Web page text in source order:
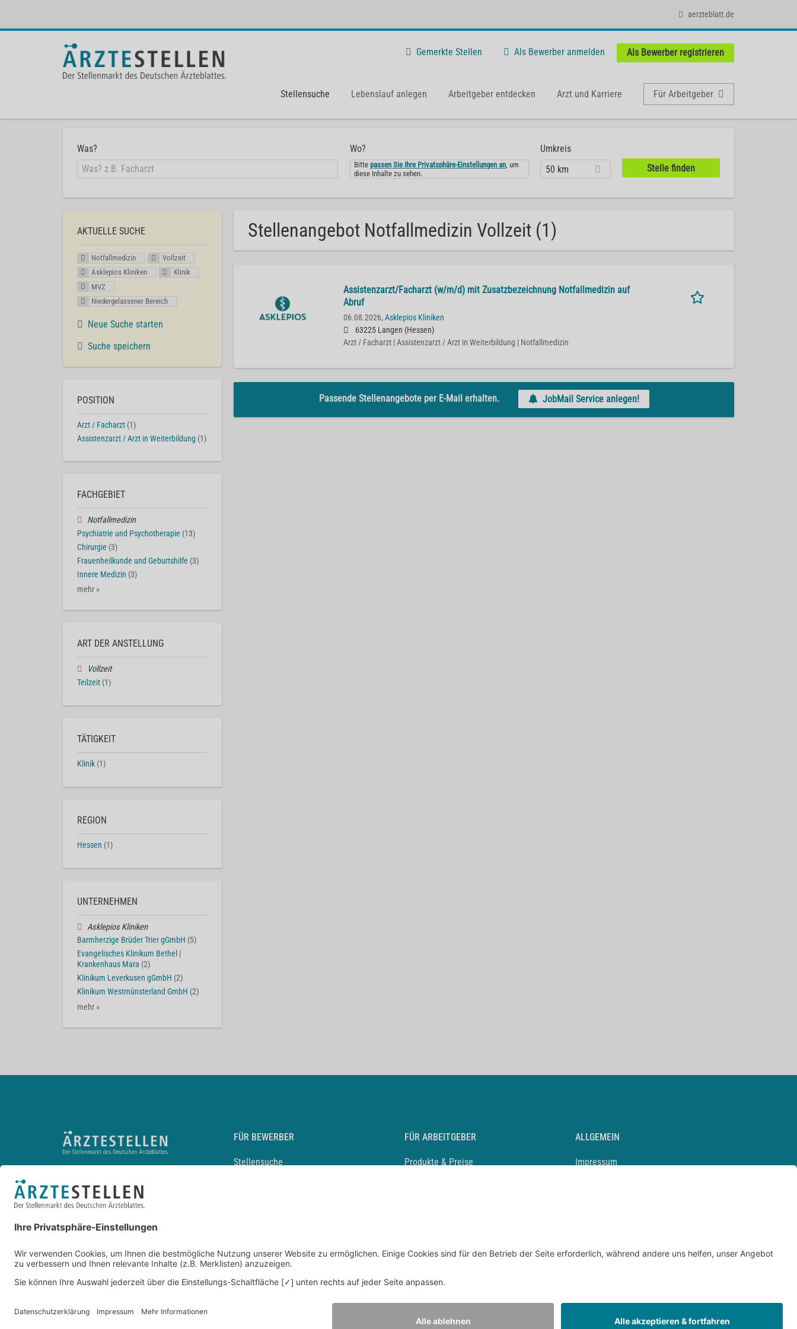
aerzteblatt.de
Gemerkte Stellen Als Bewerber anmelden Als Bewerber registrieren
Stellensuche Lebenslauf anlegen Arbeitgeber entdecken Arzt und Karriere Für Arbeitgeber
Was? Wo?
Bittepassen Sie Ihre Privatsphäre-Einstellungen an, um
diese Inhalte zu sehen.
Umkreis
50 km
Stellenangebot Notfallmedizin Vollzeit (1)
Assistenzarzt/Facharzt (w/m/d) mit Zusatzbezeichnung Notfallmedizin auf
Abruf
06.08.2026, Asklepios Kliniken
63225 Langen (Hessen)
Arzt / Facharzt | Assistenzarzt / Arzt in Weiterbildung | Notfallmedizin
Passende Stellenangebote per E-Mail erhalten. JobMail Service anlegen!
AKTUELLE SUCHE
Notfallmedizin
Vollzeit
Asklepios Kliniken
Klinik
MVZ
Niedergelassener Bereich
Neue Suche starten
Suche speichern
POSITION
Arzt / Facharzt (1)
Assistenzarzt / Arzt in Weiterbildung (1)
FACHGEBIET
Notfallmedizin
Psychiatrie und Psychotherapie (13)
Chirurgie (3)
Frauenheilkunde und Geburtshilfe (3)
Innere Medizin (3)
mehr »
ART DER ANSTELLUNG
Vollzeit
Teilzeit (1)
TÄTIGKEIT
Klinik (1)
REGION
Hessen (1)
UNTERNEHMEN
Asklepios Kliniken
Barmherzige Brüder Trier gGmbH (5)
Evangelisches Klinikum Bethel |
Krankenhaus Mara (2)
Klinikum Leverkusen gGmbH (2)
Klinikum Westmünsterland GmbH (2)
mehr »
FÜR BEWERBER
Stellensuche
Durchsuchen Sie den Stellenkatalog
FÜR ARBEITGEBER
Produkte & Preise
ALLGEMEIN
Impressum